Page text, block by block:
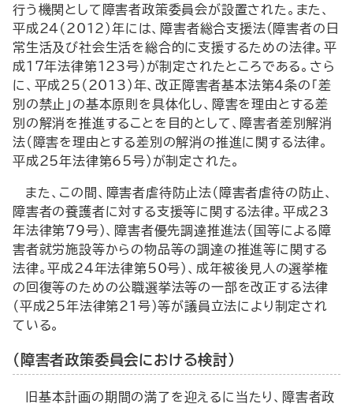
行う機関として障害者政策委員会が設置された。また、
平成24（2012）年には、障害者総合支援法（障害者の日
常生活及び社会生活を総合的に支援するための法律。平
成17年法律第123号）が制定されたところである。さら
に、平成25（2013）年、改正障害者基本法第４条の「差
別の禁止」の基本原則を具体化し、障害を理由とする差
別の解消を推進することを目的として、障害者差別解消
法（障害を理由とする差別の解消の推進に関する法律。
平成25年法律第65号）が制定された。
また、この間、障害者虐待防止法（障害者虐待の防止、
障害者の養護者に対する支援等に関する法律。平成23
年法律第79号）、障害者優先調達推進法（国等による障
害者就労施設等からの物品等の調達の推進等に関する
法律。平成24年法律第50号）、成年被後見人の選挙権
の回復等のための公職選挙法等の一部を改正する法律
（平成25年法律第21号）等が議員立法により制定され
ている。
（障害者政策委員会における検討）
旧基本計画の期間の満了を迎えるに当たり、障害者政